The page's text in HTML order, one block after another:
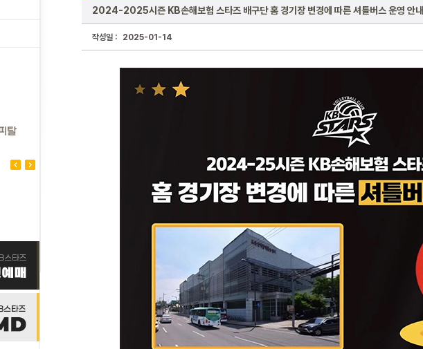
2024-2025시즌 KB손해보험 스타즈 배구단 홈 경기장 변경에 따른 셔틀버스 운영 안내
작성일 : 2025-01-14